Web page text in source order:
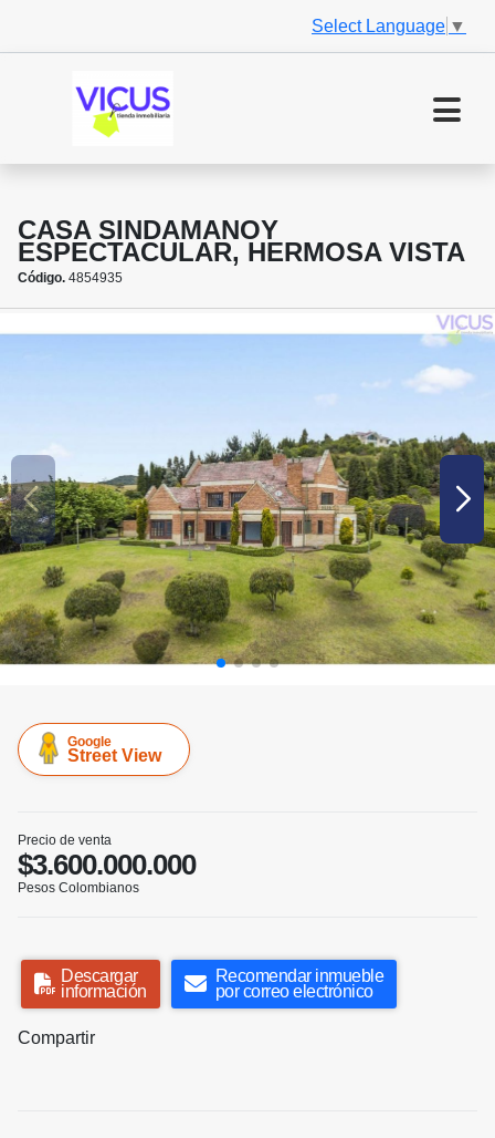
Select Language ▼
CASA SINDAMANOY
ESPECTACULAR, HERMOSA VISTA
Código. 4854935
Google
Street View
Precio de venta
$3.600.000.000
Pesos Colombianos
Descargar
información
Recomendar inmueble
por correo electrónico
Compartir